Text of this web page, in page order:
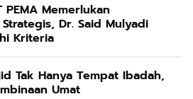
PEMA Memerlukan
Dr. Said Mulyadi
Kriteria
Tak Hanya Tempat Ibadah,
Umat